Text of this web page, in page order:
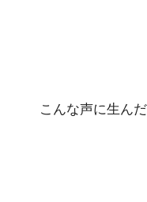
こんな声に生ん